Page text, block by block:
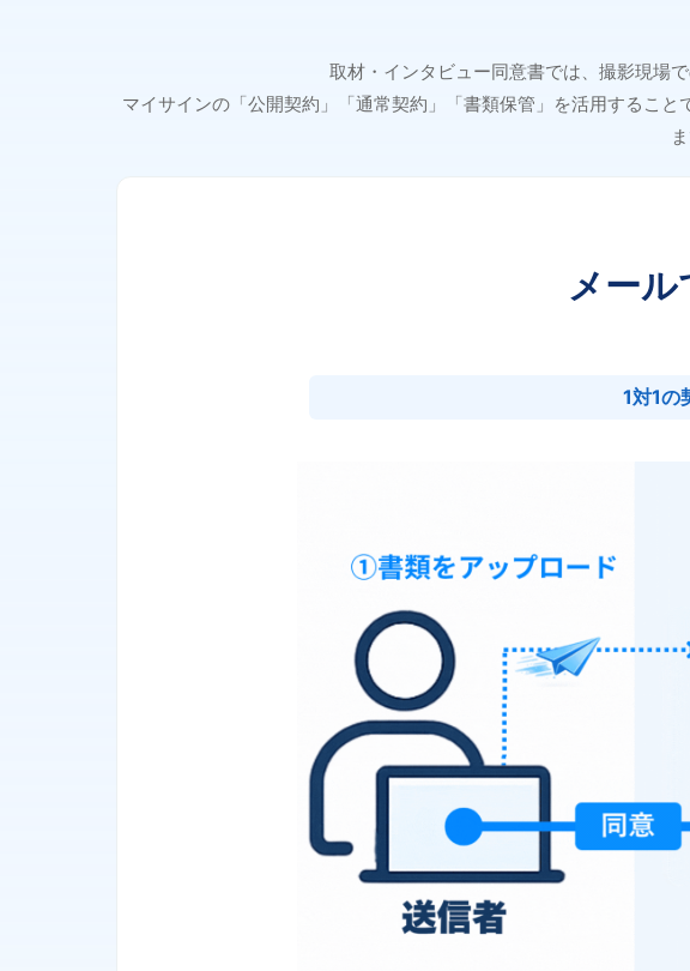
取材・インタビュー同意書では、撮影現場
マイサインの「公開契約」「通常契約」「書類保管」を活用するこ
メー
1対1の